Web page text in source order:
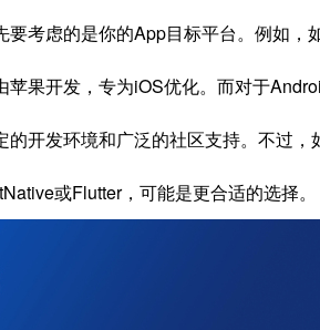
考虑的是你的App目标平台。例如，
苹果开发，专为iOS优化。而对于
开发环境和广泛的社区支持。不过，
或Flutter，可能是更合适的选择。